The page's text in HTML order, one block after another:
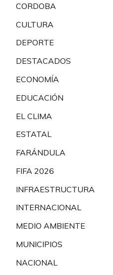
CORDOBA
CULTURA
DEPORTE
DESTACADOS
ECONOMÍA
EDUCACIÓN
EL CLIMA
ESTATAL
FARÁNDULA
FIFA 2026
INFRAESTRUCTURA
INTERNACIONAL
MEDIO AMBIENTE
MUNICIPIOS
NACIONAL